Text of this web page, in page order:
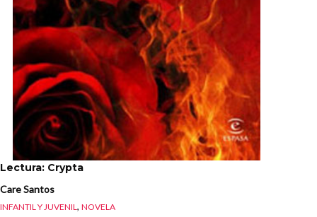
Lectura: Crypta
Care Santos
INFANTIL Y JUVENIL, NOVELA